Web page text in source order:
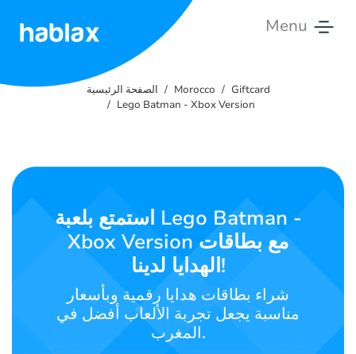
Menu
تواصل
الصفحة الرئيسية Morocco
Giftcard
Lego Batman - Xbox Version
استمتع بلعبة Lego Batman -
Xbox Version مع بطاقات
الهدايا لدينا!
شراء بطاقات هدايا رقمية وبأسعار
مناسبة يجعل تجربة الألعاب أفضل في
المغرب.